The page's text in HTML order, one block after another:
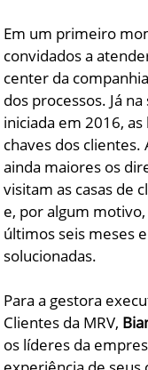
Em um primeiro
convidados a
center da
dos processos. Já
iniciada em 2016,
chaves dos
ainda maiores os
visitam as casas de
e, por algum
últimos seis meses
solucionadas.
Para a gestora
Clientes da MRV,
os líderes da